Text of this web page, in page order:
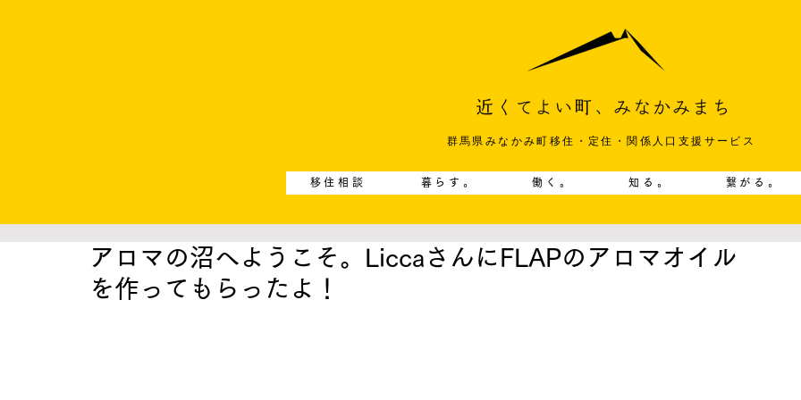
群馬県みなかみ町移住・定住・関係人口支援サービス
移住相談 暮らす。 働く。 知る。 繋がる。
アロマの沼へようこそ。LiccaさんにFLAPのアロマオイル
を作ってもらったよ！